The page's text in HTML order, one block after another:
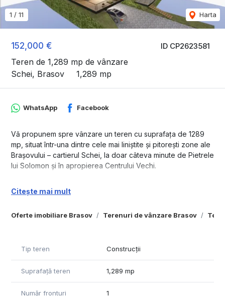
ID CP2623581
152,000 €
Teren de 1,289 mp de vânzare
Schei, Brasov
1,289 mp
1 / 11 Harta
Oferte imobiliare Brasov Terenuri de vânzare Brasov
WhatsApp Facebook
Vă propunem spre vânzare un teren cu suprafața de 1289
mp, situat într-una dintre cele mai liniștite și pitorești zone ale
Brașovului – cartierul Schei, la doar câteva minute de Pietrele
lui Solomon și în apropierea Centrului Vechi.
beneficiază de un cadru natural deosebit, fiind înconjurat de
farmec autentic.
• Suprafață totală: 1289 mp
• Două construcții existente pe teren
potențial de amenajare
Citește mai mult
Tip teren Construcții
Suprafață teren 1,289 mp
Număr fronturi
1